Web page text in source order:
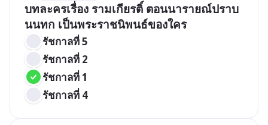
บทละครเรื่อง รามเกียรติ์ ตอนนารายณ์ปราบ
นนทก เป็นพระราชนิพนธ์ของใคร
รัชกาลที่ 5
รัชกาลที่ 2
รัชกาลที่ 1
รัชกาลที่ 4